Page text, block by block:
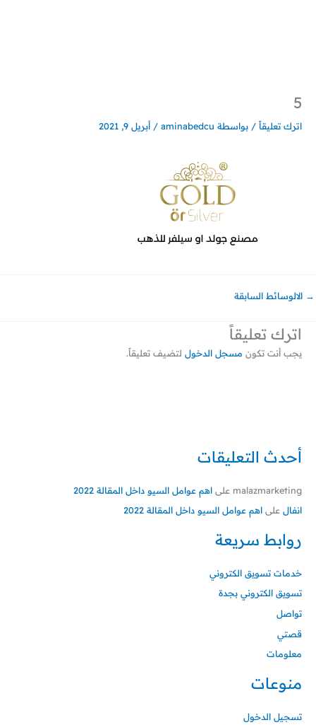
أحدث التعليقات
malazmarketing على اهم عوامل السيو داخل المقالة 2022
انفال على اهم عوامل السيو داخل المقالة 2022
روابط سريعة
خدمات تسويق الكتروني
تسويق الكتروني بجدة
تواصل
قصتي
معلومات
منوعات
تسجيل الدخول
5
اترك تعليقاً / بواسطة aminabedcu
/ أبريل 9, 2021
→ الالوسائط السابقة
اترك تعليقاً
يجب أنت تكون مسجل الدخول لتضيف تعليقاً.